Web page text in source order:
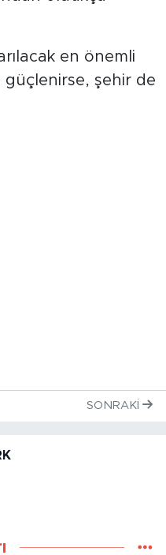
en önemli
güçlenirse, şehir de
SONRAKI